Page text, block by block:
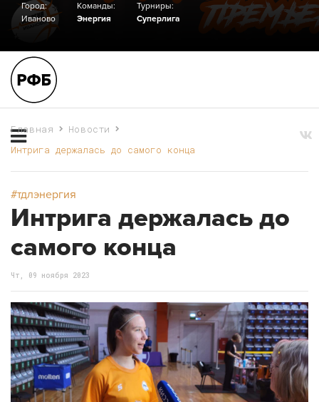
Город:
Иваново
Команды:
Энергия
Турниры:
Суперлига
Главная
Новости
Интрига держалась до самого конца
#тдлэнергия
Интрига держалась до
самого конца
Чт, 09 ноября 2023